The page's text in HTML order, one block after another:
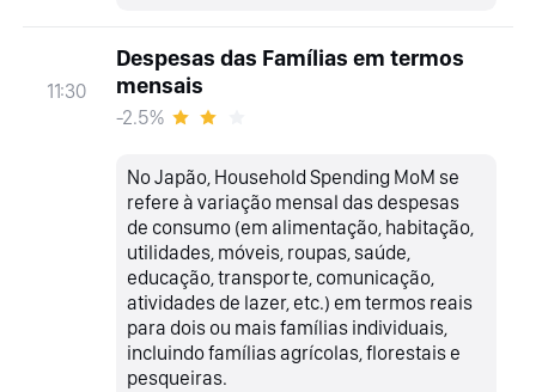
11:30
Despesas das Famílias em termos
mensais
-2.5%
No Japão, Household Spending MoM se
refere à variação mensal das despesas
de consumo (em alimentação, habitação,
utilidades, móveis, roupas, saúde,
educação, transporte, comunicação,
atividades de lazer, etc.) em termos reais
para dois ou mais famílias individuais,
incluindo famílias agrícolas, florestais e
pesqueiras.